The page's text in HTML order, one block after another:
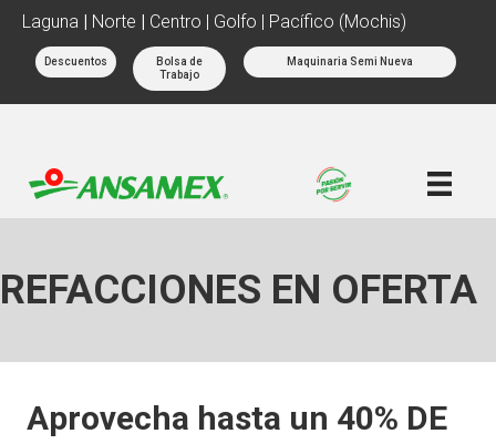
Laguna | Norte | Centro | Golfo | Pacífico (Mochis)
Descuentos
Bolsa de
Trabajo
Maquinaria Semi Nueva
REFACCIONES EN OFERTA
Aprovecha hasta un 40% DE